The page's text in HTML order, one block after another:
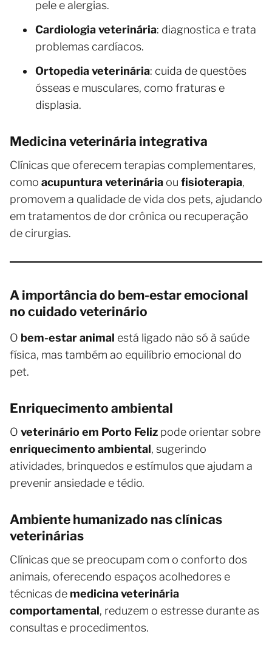
pele e alergias.
Cardiologia veterinária: diagnostica e trata
problemas cardíacos.
Ortopedia veterinária: cuida de questões
ósseas e musculares, como fraturas e
displasia.
Medicina veterinária integrativa
Clínicas que oferecem terapias complementares,
como acupuntura veterinária ou fisioterapia,
promovem a qualidade de vida dos pets, ajudando
em tratamentos de dor crônica ou recuperação
de cirurgias.
A importância do bem-estar emocional
no cuidado veterinário
O bem-estar animal está ligado não só à saúde
física, mas também ao equilíbrio emocional do
pet.
Enriquecimento ambiental
O veterinário em Porto Feliz pode orientar sobre
enriquecimento ambiental, sugerindo
atividades, brinquedos e estímulos que ajudam a
prevenir ansiedade e tédio.
Ambiente humanizado nas clínicas
veterinárias
Clínicas que se preocupam com o conforto dos
animais, oferecendo espaços acolhedores e
técnicas de medicina veterinária
comportamental, reduzem o estresse durante as
consultas e procedimentos.